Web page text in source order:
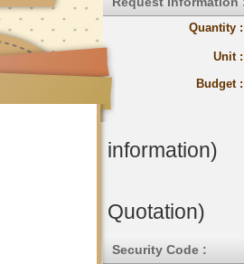
Quantity :
Unit :
Budget :
information)
Quotation)
Security Code :